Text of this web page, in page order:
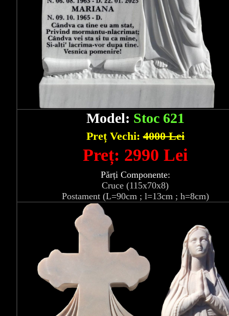
Model: Stoc 621
Preț Vechi:4000 Lei
Preț: 2990 Lei
Părți Componente:
Cruce (115x70x8)
Postament (L=90cm ; l=13cm ; h=8cm)